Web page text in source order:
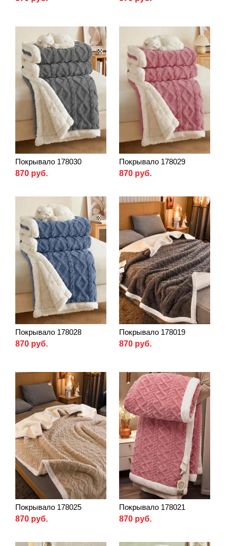
Покрывало 178030
870 руб.
Покрывало 178029
870 руб.
Покрывало 178028
870 руб.
Покрывало 178019
870 руб.
Покрывало 178025
870 руб.
Покрывало 178021
870 руб.